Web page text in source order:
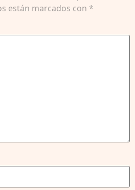
están marcados con *